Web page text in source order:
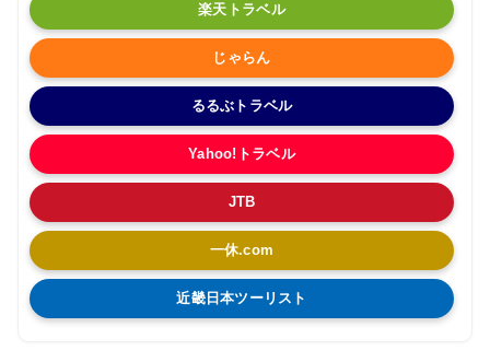
楽天トラベル
じゃらん
るるぶトラベル
Yahoo!トラベル
JTB
一休.com
近畿日本ツーリスト